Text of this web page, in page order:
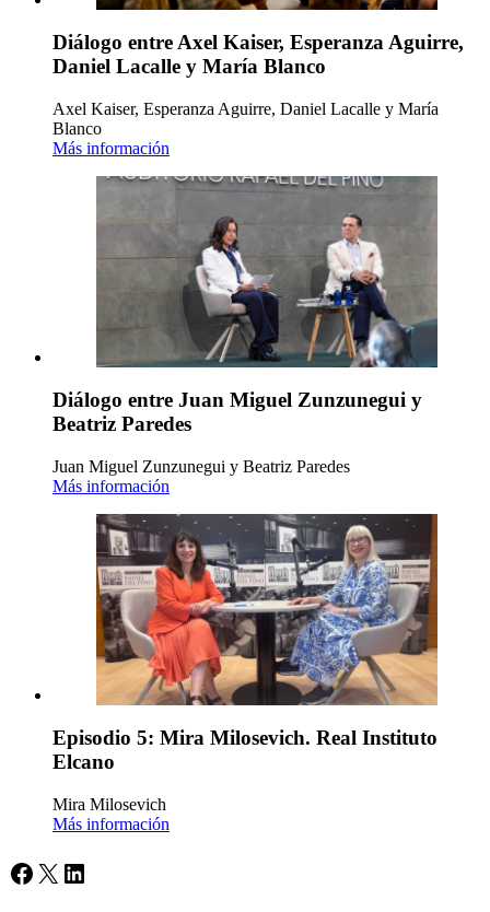
Diálogo entre Axel Kaiser, Esperanza Aguirre,
Daniel Lacalle y María Blanco
Axel Kaiser, Esperanza Aguirre, Daniel Lacalle y María
Blanco
Más información
Diálogo entre Juan Miguel Zunzunegui y
Beatriz Paredes
Juan Miguel Zunzunegui y Beatriz Paredes
Más información
Episodio 5: Mira Milosevich. Real Instituto
Elcano
Mira Milosevich
Más información
Facebook
X LinkedIn